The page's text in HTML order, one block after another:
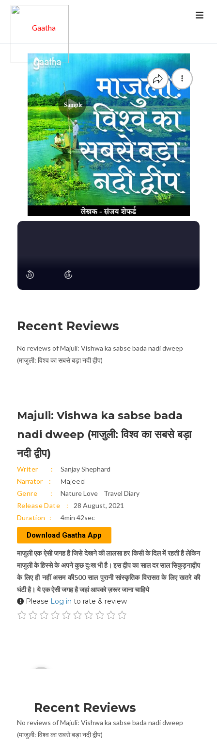
Sample
Recent Reviews
No reviews of Majuli: Vishwa ka sabse bada nadi dweep
(माजुली: विश्व का सबसे बड़ा नदी द्वीप)
Majuli: Vishwa ka sabse bada
nadi dweep (माजुली: विश्व का सबसे बड़ा
नदी द्वीप)
Writer
Sanjay Shephard
Narrator
Majeed
Genre Nature Love
Travel Diary
Release Date
28 August, 2021
Duration
4min 42sec
Download Gaatha App
माजुली एक ऐसी जगह है जिसे देखने की लालसा हर किसी के दिल में रहती है लेकिन
माजुली के हिस्से के अपने कुछ दुःख भी है। इस द्वीप का साल दर साल सिकुड़नाद्वीप
के लिए ही नहीं असम की500 साल पुरानी सांस्कृतिक विरासत के लिए खतरे की
घंटी है। ये एक ऐसी जगह है जहां आपको ज़रूर जाना चाहिये
Please Log in to rate & review
Player
Recent Reviews
No reviews of Majuli: Vishwa ka sabse bada nadi dweep
(माजुली: विश्व का सबसे बड़ा नदी द्वीप)